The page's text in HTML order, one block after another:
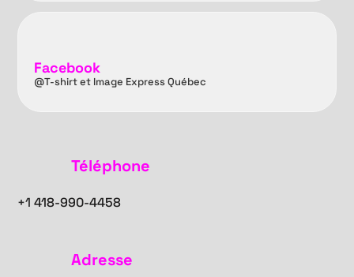
Facebook
@T-shirt et Image Express Québec
Téléphone
+1418-990-4458
Adresse